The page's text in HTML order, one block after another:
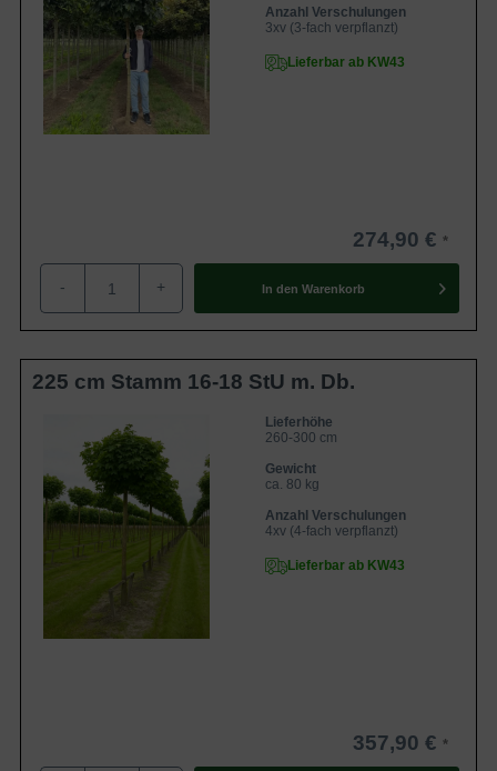
Anzahl Verschulungen
3xv (3-fach verpflanzt)
Lieferbar ab KW43
274,90 €
- + In den Warenkorb
225 cm Stamm 16-18 StU m. Db.
Lieferhöhe
260-300 cm
Gewicht
ca. 80 kg
Anzahl Verschulungen
4xv (4-fach verpflanzt)
Lieferbar ab KW43
357,90 €